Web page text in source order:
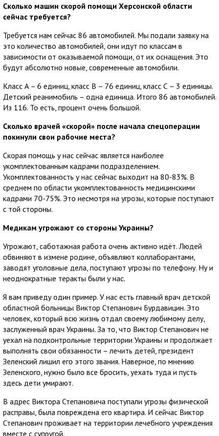
Сколько машин скорой помощи Херсонской области
сейчас требуется?
Требуется нам сейчас 86 автомобилей. Мы подали заявку на
это количество автомобилей, они идут по классам в
зависимости от оказываемой помощи, от их оснащения. Это
будут абсолютно новые, современные автомобили.
Класс А – 6 единиц, класс В – 76 единиц, класс С – 3 единицы.
Детский реанимобиль – одна единица. Итого 86 автомобилей.
Из 116. То есть, процент очень большой.
Сколько врачей «скорой» после начала спецоперации
покинули свои рабочие места?
Скорая помощь у нас сейчас является наиболее
укомплектованным кадрами подразделением.
Укомплектованность у нас сейчас выходит на 80-83%. В
среднем по области укомплектованность медицинскими
кадрами 70-75%. Это несмотря на угрозы, которые поступают
с той стороны.
Медикам угрожают со стороны Украины?
Угрожают, саботажная работа очень активно идёт. Людей
обвиняют в измене родине, объявляют коллаборантами,
заводят уголовные дела, поступают угрозы по телефону. Ну и
неоднократные теракты были у нас.
Я вам приведу один пример. У нас есть главный врач детской
областной больницы Виктор Степанович Бурдавицин. Это
человек, который всю жизнь отдал своему любимому делу,
заслуженный врач Украины. За то, что Виктор Степанович не
уехал на подконтрольные территории Украины и продолжает
выполнять свои обязанности – лечить детей, президент
Зеленский лишил его этого звания. Наверное, по мнению
Зеленского, нужно было все бросить, уехать туда и пусть
здесь дети умирают.
В адрес Виктора Степановича поступали угрозы физической
расправы, была повреждена его квартира. И сейчас Виктор
Степанович проживает на территории лечебного учреждения
вместе с супругой.